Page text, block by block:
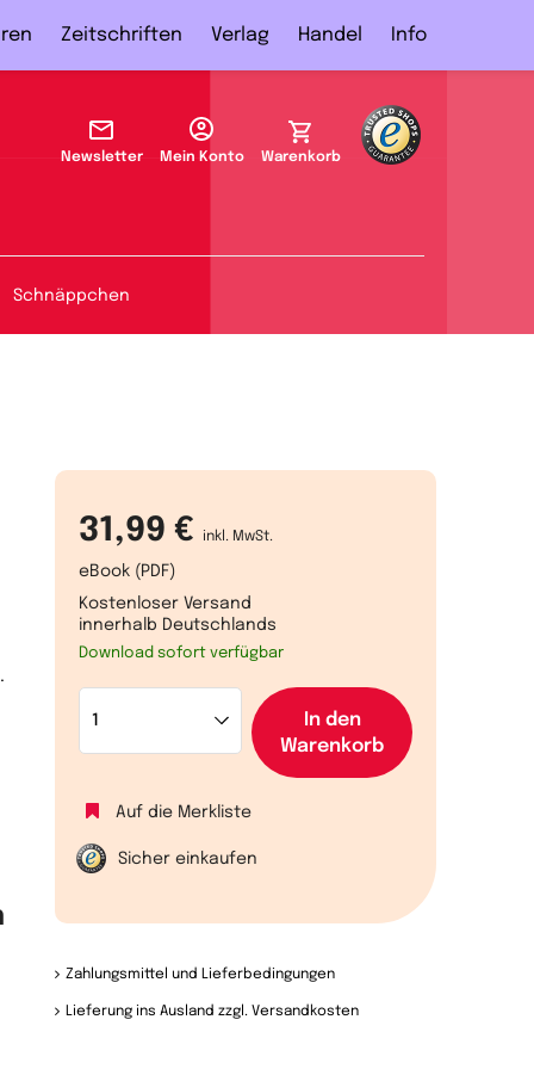
Zeitschriften Verlag Handel Info
Newsletter Mein Konto Warenkorb
Schnäppchen
31,99 € inkl. MwSt.
eBook (PDF)
Kostenloser Versand
innerhalb Deutschlands
Download sofort verfügbar
In den
Warenkorb
Auf die Merkliste
Sicher einkaufen
Zahlungsmittel und Lieferbedingungen
Lieferung ins Ausland zzgl. Versandkosten